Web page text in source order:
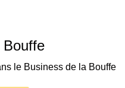
Bouffe
le Business de la Bouffe